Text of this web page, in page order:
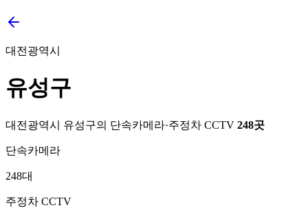
대전광역시
유성구
대전광역시 유성구의 단속카메라·주정차 CCTV 248곳
단속카메라
248대
주정차 CCTV